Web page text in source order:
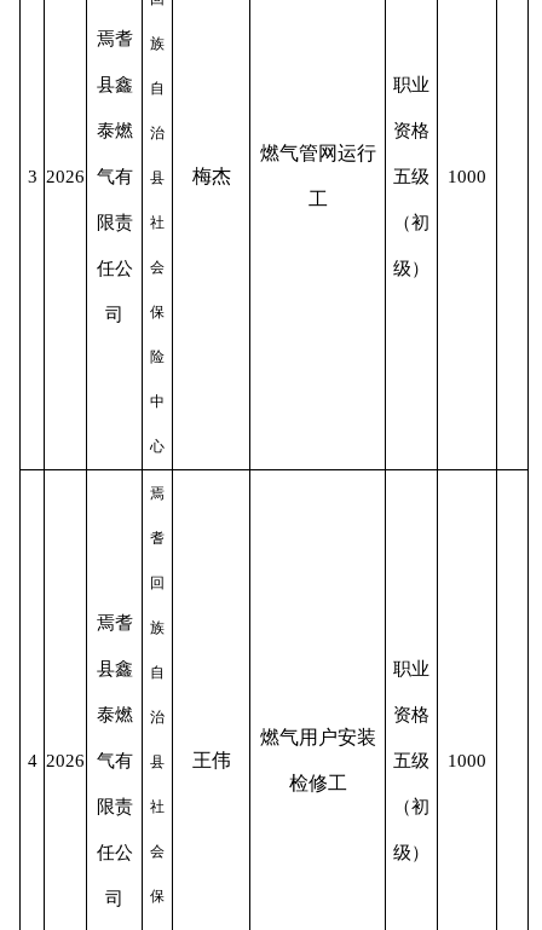
3 2026
焉耆
县鑫
泰燃
气有
限责
任公
司
族
自
治
县
社
会
保
险
中
心
梅杰
燃气管网运行
工
职业
资格
五级
（初
级）
1000
4 2026
焉耆
县鑫
泰燃
气有
限责
任公
司
焉
耆
回
族
自
治
县
社
会
保
王伟
燃气用户安装
检修工
职业
资格
五级
（初
级）
1000